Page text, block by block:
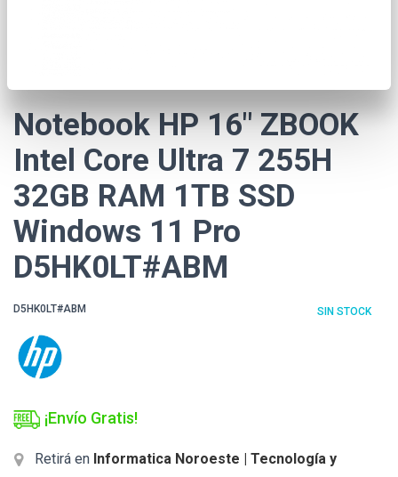
Notebook HP 16" ZBOOK
Intel Core Ultra 7 255H
32GB RAM 1TB SSD
Windows 11 Pro
D5HK0LT#ABM
D5HK0LT#ABM SIN STOCK
¡Envío Gratis!
Retirá en Informatica Noroeste | Tecnología y